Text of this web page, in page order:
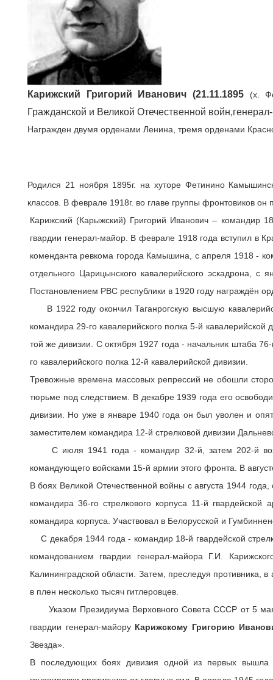
Карижский Григорий Иванович (21.11.1895(х.
Гражданской и Великой Отечественной
Награжден двумя орденами Ленина, тремя орденами
Родился 21 ноября 1895г. на хуторе Фетинино
классов. В феврале 1918г. во главе группы фронтовиков
Карижский (Карыжский) Григорий Иванович – командир
гвардии генерал-майор. В феврале 1918 года вступил
коменданта ревкома города Камышина, с апреля 1918 -
отдельного Царицынского кавалерийского эскадрона,
Постановлением РВС республики в 1920 году награждён
В 1922 году окончил Таганрогскую высшую
командира 29-го кавалерийского полка 5-й
той же дивизии. С октября 1927 года - начальник штаба
го кавалерийского полка 12-й кавалерийской дивизии.
Тревожные времена массовых репрессий не обошли
тюрьме под следствием. В декабре 1939 года его
дивизии. Но уже в январе 1940 года он был уволен и
заместителем командира 12-й стрелковой дивизии
С июля 1941 года - командир 32-й, затем 202-й
командующего войсками 15-й армии этого фронта. В
В боях Великой Отечественной войны с августа 1944
командира 36-го стрелкового корпуса 11-й
командира корпуса. Участвовал в Белорусской и
С декабря 1944 года - командир 18-й гвардейской
командованием гвардии генерал-майора Г.И.
Калининградской области. Затем, преследуя противника,
в плен несколько тысяч гитлеровцев.
Указом Президиума Верховного Совета СССР от 5
гвардии генерал-майору Карижскому Григорию
Звезда».
В последующих боях дивизия одной из первых вышла